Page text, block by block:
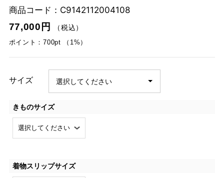
商品コード： C9142112004108
77,000円
（税込）
ポイント：700pt （1%）
サイズ
きものサイズ
着物スリップサイズ